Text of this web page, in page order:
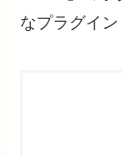
なプラグイン